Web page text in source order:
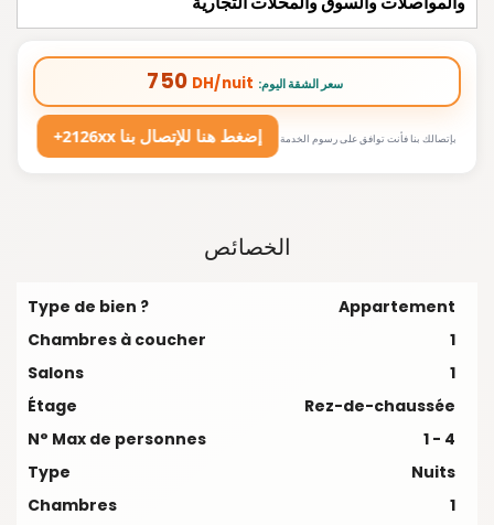
750 DH/nuit :سعر الشقة اليوم
+2126xx إضغط هنا للإتصال بنا بإتصالك بنا فأنت توافق على رسوم الخدمة
الخصائص
Type de bien ?
Appartement
Chambres à coucher
1
Salons
1
Étage
Rez-de-chaussée
N° Max de personnes
1 - 4
Type
Nuits
Chambres
1